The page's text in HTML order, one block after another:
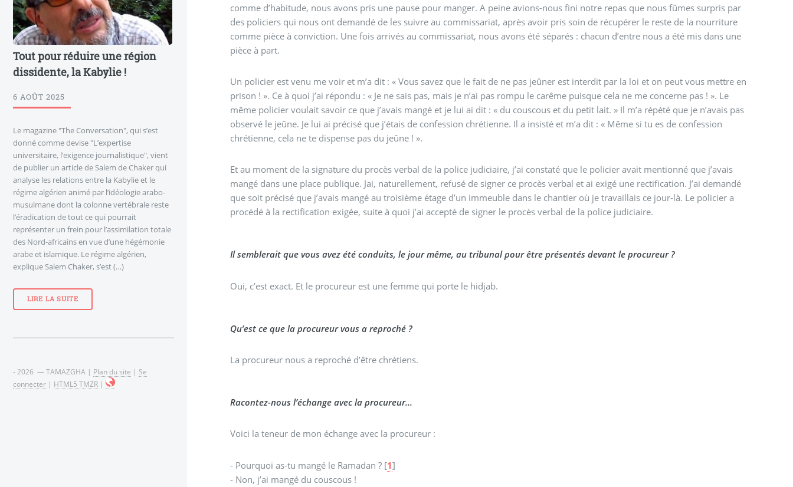
comme d’habitude, nous avons pris une pause pour manger. A peine avions-nous fini notre repas que nous fûmes surpris par
des policiers qui nous ont demandé de les suivre au commissariat, après avoir pris soin de récupérer le reste de la nourriture
comme pièce à conviction. Une fois arrivés au commissariat, nous avons été séparés : chacun d’entre nous a été mis dans une
pièce à part.
Un policier est venu me voir et m’a dit : « Vous savez que le fait de ne pas jeûner est interdit par la loi et on peut vous mettre en
prison ! ». Ce à quoi j’ai répondu : « Je ne sais pas, mais je n’ai pas rompu le carême puisque cela ne me concerne pas ! ». Le
même policier voulait savoir ce que j’avais mangé et je lui ai dit : « du couscous et du petit lait. » Il m’a répété que je n’avais pas
observé le jeûne. Je lui ai précisé que j’étais de confession chrétienne. Il a insisté et m’a dit : « Même si tu es de confession
chrétienne, cela ne te dispense pas du jeûne ! ».
Et au moment de la signature du procès verbal de la police judiciaire, j’ai constaté que le policier avait mentionné que j’avais
mangé dans une place publique. Jai, naturellement, refusé de signer ce procès verbal et ai exigé une rectification. J’ai demandé
que soit précisé que j’avais mangé au troisième étage d’un immeuble dans le chantier où je travaillais ce jour-là. Le policier a
procédé à la rectification exigée, suite à quoi j’ai accepté de signer le procès verbal de la police judiciaire.
Il semblerait que vous avez été conduits, le jour même, au tribunal pour être présentés devant le procureur ?
Oui, c’est exact. Et le procureur est une femme qui porte le hidjab.
Qu’est ce que la procureur vous a reproché ?
La procureur nous a reproché d’être chrétiens.
Racontez-nous l’échange avec la procureur...
Voici la teneur de mon échange avec la procureur :
- Pourquoi as-tu mangé le Ramadan ? [1]
- Non, j’ai mangé du couscous !
Tout pour réduire une région
dissidente, la Kabylie !
6 AOÛT 2025
Le magazine "The Conversation", qui s’est
donné comme devise "L’expertise
universitaire, l’exigence journalistique", vient
de publier un article de Salem de Chaker qui
analyse les relations entre la Kabylie et le
régime algérien animé par l’idéologie arabo-
musulmane dont la colonne vertébrale reste
l’éradication de tout ce qui pourrait
représenter un frein pour l’assimilation totale
des Nord-africains en vue d’une hégémonie
arabe et islamique. Le régime algérien,
explique Salem Chaker, s’est (…)
LIRE LA SUITE
- 2026 — TAMAZGHA | Plan du site | Se
connecter | HTML5 TMZR |